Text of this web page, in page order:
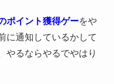
ポイント獲得ゲーをや
に通知しているかして
やるならやるでやはり